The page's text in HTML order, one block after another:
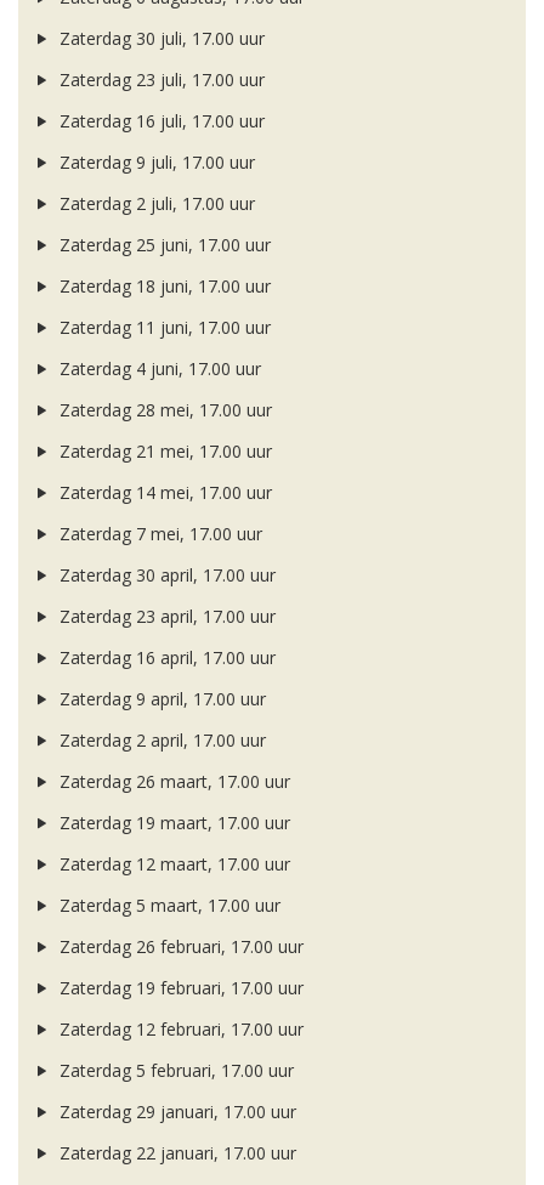
Zaterdag 30 juli, 17.00 uur
Zaterdag 23 juli, 17.00 uur
Zaterdag 16 juli, 17.00 uur
Zaterdag 9 juli, 17.00 uur
Zaterdag 2 juli, 17.00 uur
Zaterdag 25 juni, 17.00 uur
Zaterdag 18 juni, 17.00 uur
Zaterdag 11 juni, 17.00 uur
Zaterdag 4 juni, 17.00 uur
Zaterdag 28 mei, 17.00 uur
Zaterdag 21 mei, 17.00 uur
Zaterdag 14 mei, 17.00 uur
Zaterdag 7 mei, 17.00 uur
Zaterdag 30 april, 17.00 uur
Zaterdag 23 april, 17.00 uur
Zaterdag 16 april, 17.00 uur
Zaterdag 9 april, 17.00 uur
Zaterdag 2 april, 17.00 uur
Zaterdag 26 maart, 17.00 uur
Zaterdag 19 maart, 17.00 uur
Zaterdag 12 maart, 17.00 uur
Zaterdag 5 maart, 17.00 uur
Zaterdag 26 februari, 17.00 uur
Zaterdag 19 februari, 17.00 uur
Zaterdag 12 februari, 17.00 uur
Zaterdag 5 februari, 17.00 uur
Zaterdag 29 januari, 17.00 uur
Zaterdag 22 januari, 17.00 uur